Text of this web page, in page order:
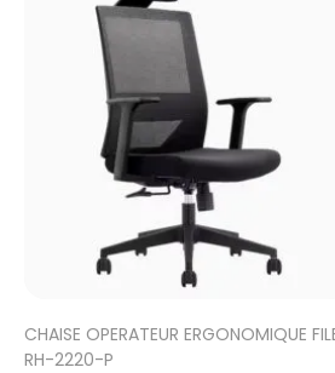
CHAISE OPERATEUR ERGONOMIQUE
RH-2220-P